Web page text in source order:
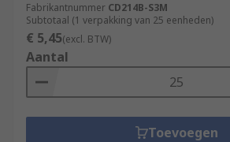
Fabrikantnummer CD214B-S3M
Subtotaal (1 verpakking van 25 eenheden)
€ 5,45(excl. BTW)
Aantal
Toevoegen